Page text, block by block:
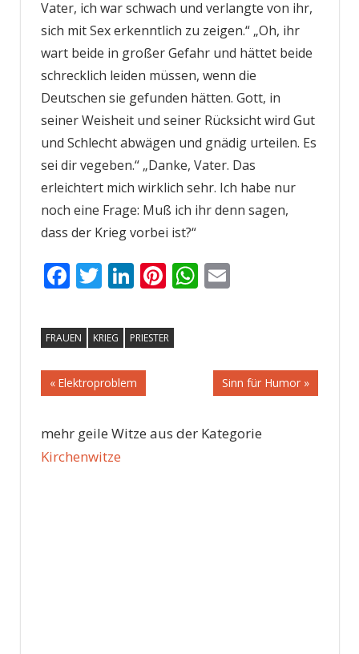
Vater, ich war schwach und verlangte von ihr,
sich mit Sex erkenntlich zu zeigen.“ „Oh, ihr
wart beide in großer Gefahr und hättet beide
schrecklich leiden müssen, wenn die
Deutschen sie gefunden hätten. Gott, in
seiner Weisheit und seiner Rücksicht wird Gut
und Schlecht abwägen und gnädig urteilen. Es
sei dir vegeben.“ „Danke, Vater. Das
erleichtert mich wirklich sehr. Ich habe nur
noch eine Frage: Muß ich ihr denn sagen,
dass der Krieg vorbei ist?“
Facebook
Twitter
LinkedIn
Pinterest
WhatsApp
FRAUEN KRIEG PRIESTER
Beitragsnavigation
Vorheriger
Beitrag:
Elektroproblem
Nächster
Beitrag:
Sinn für Humor
mehr geile Witze aus der Kategorie
Kirchenwitze